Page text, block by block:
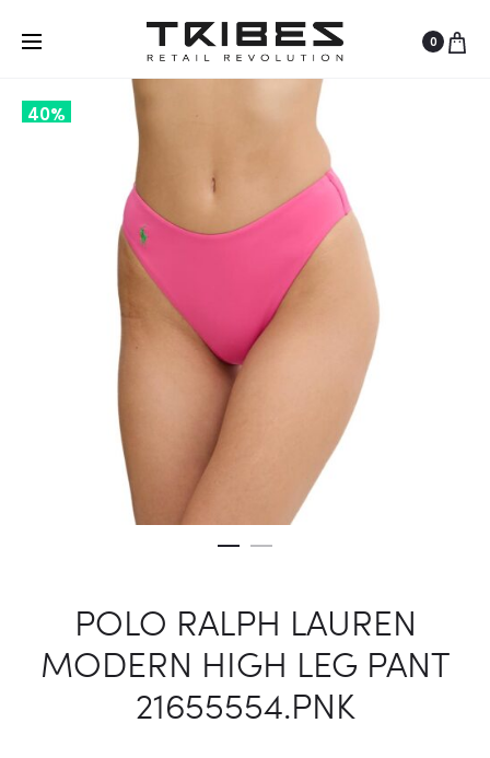
0
40%
POLO RALPH LAUREN
MODERN HIGH LEG PANT
21655554.PNK